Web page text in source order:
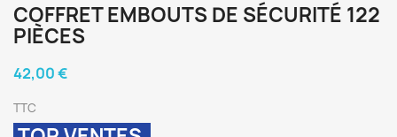
COFFRET EMBOUTS DE SÉCURITÉ 122
PIÈCES
42,00 €
TTC